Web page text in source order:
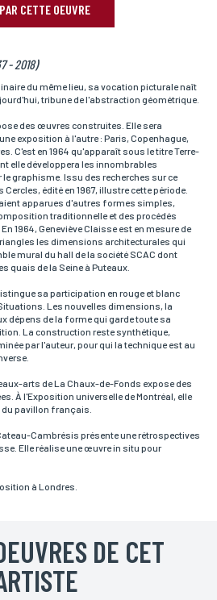
CETTE OEUVRE
VOTRE OEUVRE
nom et prénom.
réponse personnalisée,
nom et prénom.
à vous répondre.
contacte par téléphone,
réponse personnalisée,
réponse personnalisée,
- 2018)
du même lieu, sa vocation picturale naît
tribune de l'abstraction géométrique.
des œuvres construites. Elle sera
exposition à l'autre : Paris, Copenhague,
C'est en 1964 qu'apparaît sous le titre Terre-
elle développera les innombrables
graphisme. Issu des recherches sur ce
édité en 1967, illustre cette période.
apparues d'autres formes simples,
traditionnelle et des procédés
1964, Geneviève Claisse est en mesure de
les dimensions architecturales qui
mural du hall de la société SCAC dont
quais de la Seine à Puteaux.
sa participation en rouge et blanc
Les nouvelles dimensions, la
dépens de la forme qui garde toute sa
La construction reste synthétique,
par l'auteur, pour qui la technique est au
arts de La Chaux-de-Fonds expose des
À l'Exposition universelle de Montréal, elle
pavillon français.
Cambrésis présente une rétrospectives
Elle réalise une œuvre in situ pour
à Londres.
DE CET